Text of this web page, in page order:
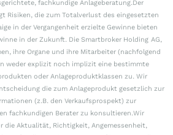
fachkundige Anlageberatung.Der
Risiken, die zum Totalverlust des eingesetzten
in der Vergangenheit erzielte Gewinne bieten
in der Zukunft. Die Smartbroker Holding AG,
ihre Organe und ihre Mitarbeiter (nachfolgend
weder explizit noch implizit eine bestimmte
oder Anlageproduktklassen zu. Wir
die zum Anlageprodukt gesetzlich zur
(z.B. den Verkaufsprospekt) zur
fachkundigen Berater zu konsultieren.Wir
die Aktualität, Richtigkeit, Angemessenheit,